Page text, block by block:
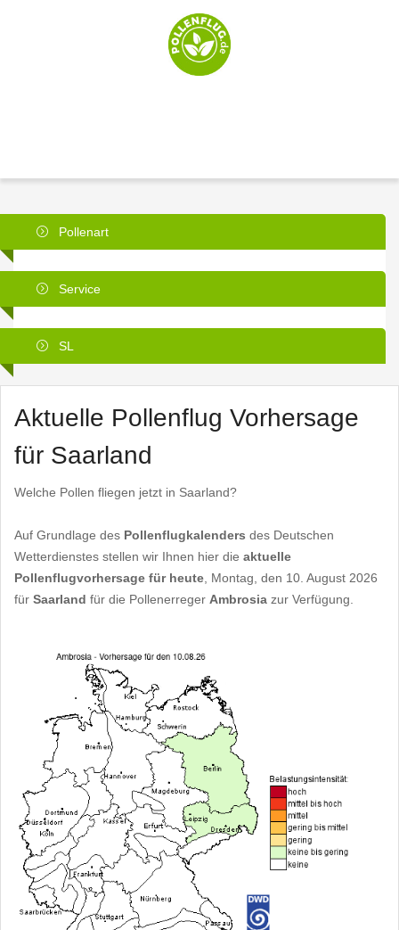
Pollenart
Service
SL
Aktuelle Pollenflug Vorhersage
für Saarland
Welche Pollen fliegen jetzt in Saarland?
Auf Grundlage des Pollenflugkalenders des Deutschen
Wetterdienstes stellen wir Ihnen hier die aktuelle
Pollenflugvorhersage für heute , Montag, den 10. August 2026
für Saarland für die Pollenerreger Ambrosia zur Verfügung.